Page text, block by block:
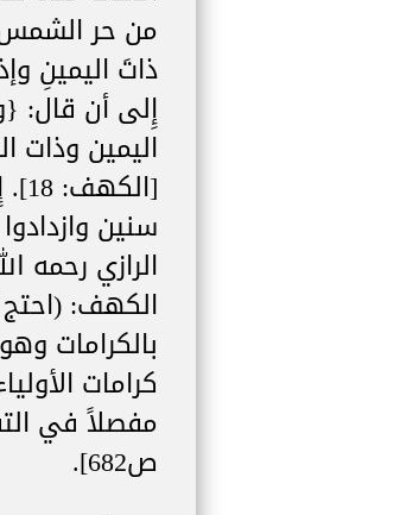
من حر
إِلى أن قال:
اليمين وذات
الرازي رحمه
الكهف: (احتج
بالكرامات
كرامات
ص682].